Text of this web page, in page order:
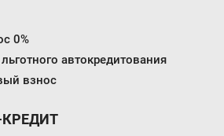
0%
автокредитования
взнос